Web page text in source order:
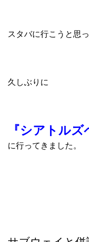
スタバに行こうと思
久しぶりに
『シアトルズ
に行ってきました。